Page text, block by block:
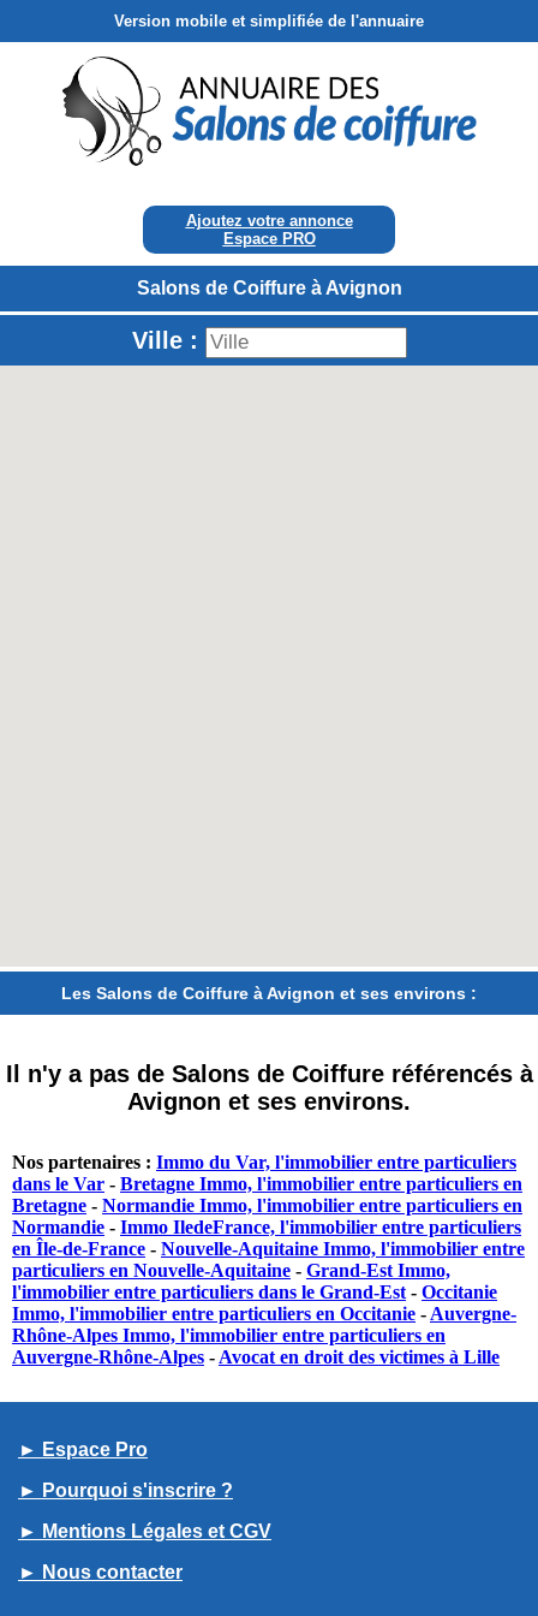
Version mobile et simplifiée de l'annuaire
Ajoutez votre annonce
Espace PRO
Salons de Coiffure à Avignon
Ville :
Les Salons de Coiffure à Avignon et ses environs :
Il n'y a pas de Salons de Coiffure référencés à
Avignon et ses environs.
Nos partenaires : Immo du Var, l'immobilier entre particuliers
dans le Var - Bretagne Immo, l'immobilier entre particuliers en
Bretagne - Normandie Immo, l'immobilier entre particuliers en
Normandie - Immo IledeFrance, l'immobilier entre particuliers
en Île-de-France - Nouvelle-Aquitaine Immo, l'immobilier entre
particuliers en Nouvelle-Aquitaine - Grand-Est Immo,
l'immobilier entre particuliers dans le Grand-Est - Occitanie
Immo, l'immobilier entre particuliers en Occitanie - Auvergne-
Rhône-Alpes Immo, l'immobilier entre particuliers en
Auvergne-Rhône-Alpes - Avocat en droit des victimes à Lille
► Espace Pro
► Pourquoi s'inscrire ?
► Mentions Légales et CGV
► Nous contacter